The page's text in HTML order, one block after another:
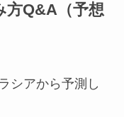
方Q&A（予想
シアから予測し